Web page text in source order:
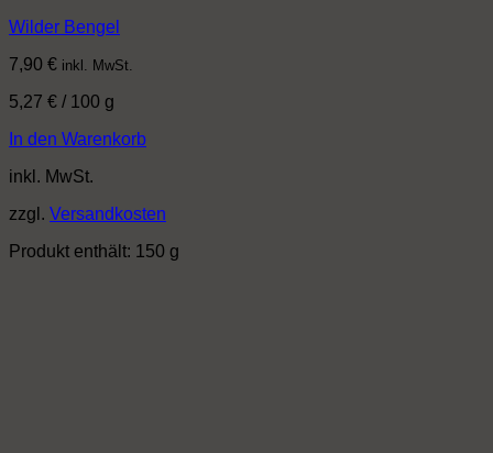
Wilder Bengel
7,90 € inkl. MwSt.
5,27 € / 100 g
In den Warenkorb
inkl. MwSt.
zzgl. Versandkosten
Produkt enthält: 150 g